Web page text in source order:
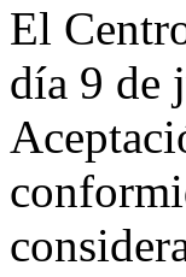
El
día 9 de